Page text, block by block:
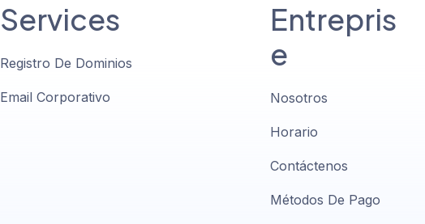
Services
Registro De Dominios
Email Corporativo
Entrepris
e
Nosotros
Horario
Contáctenos
Métodos De Pago